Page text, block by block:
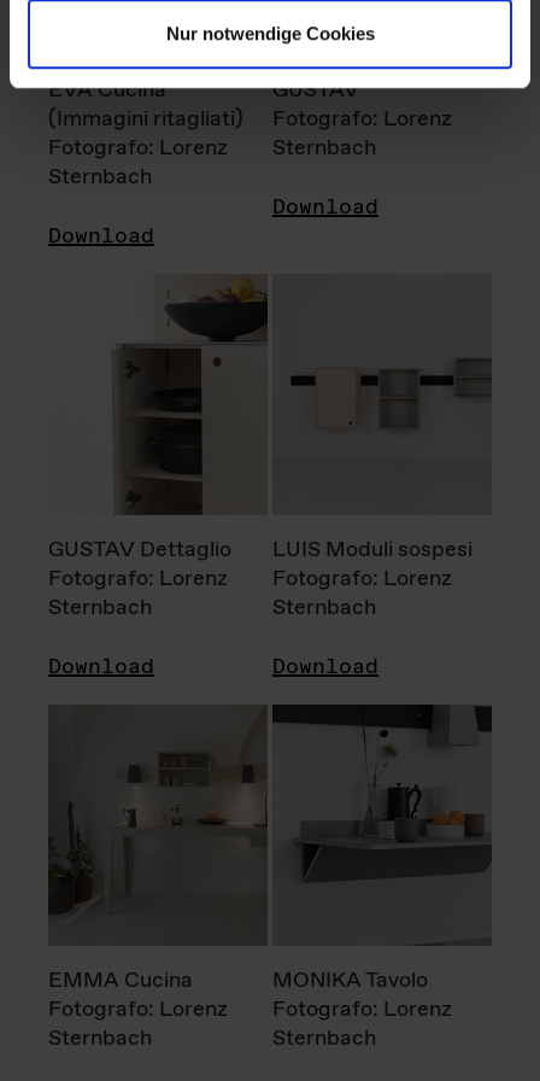
Nur notwendige Cookies
EVA Cucina
(Immagini ritagliati)
Fotografo: Lorenz
Sternbach
Download
GUSTAV
Fotografo: Lorenz
Sternbach
Download
GUSTAV Dettaglio
Fotografo: Lorenz
Sternbach
Download
LUIS Moduli sospesi
Fotografo: Lorenz
Sternbach
Download
EMMA Cucina
Fotografo: Lorenz
Sternbach
MONIKA Tavolo
Fotografo: Lorenz
Sternbach